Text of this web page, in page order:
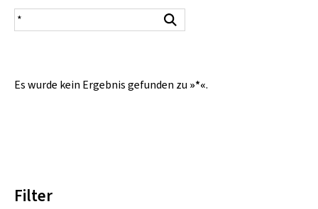
Suchergebnis
Es wurde kein Ergebnis gefunden zu »*«.
Filter